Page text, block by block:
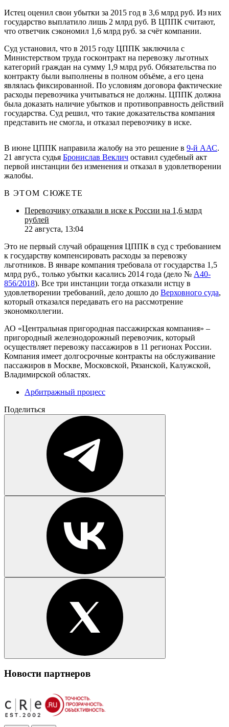
Истец оценил свои убытки за 2015 год в 3,6 млрд руб. Из них
государство выплатило лишь 2 млрд руб. В ЦППК считают,
что ответчик сэкономил 1,6 млрд руб. за счёт компании.
Суд установил, что в 2015 году ЦППК заключила с
Министерством труда госконтракт на перевозку льготных
категорий граждан на сумму 1,9 млрд руб. Обязательства по
контракту были выполнены в полном объёме, а его цена
являлась фиксированной. По условиям договора фактические
расходы перевозчика учитываться не должны. ЦППК должна
была доказать наличие убытков и противоправность действий
государства. Суд решил, что такие доказательства компания
представить не смогла, и отказал перевозчику в иске.
В июне ЦППК направила жалобу на это решение в 9-й ААС.
21 августа судья Бронислав Веклич оставил судебный акт
первой инстанции без изменения и отказал в удовлетворении
жалобы.
В ЭТОМ СЮЖЕТЕ
Перевозчику отказали в иске к России на 1,6 млрд
рублей
22 августа, 13:04
Это не первый случай обращения ЦППК в суд с требованием
к государству компенсировать расходы за перевозку
льготников. В январе компания требовала от государства 1,5
млрд руб., только убытки касались 2014 года (дело № А40-
856/2018). Все три инстанции тогда отказали истцу в
удовлетворении требований, дело дошло до Верховного суда,
который отказался передавать его на рассмотрение
экономколлегии.
АО «Центральная пригородная пассажирская компания» –
пригородный железнодорожный перевозчик, который
осуществляет перевозку пассажиров в 11 регионах России.
Компания имеет долгосрочные контракты на обслуживание
пассажиров в Москве, Московской, Рязанской, Калужской,
Владимирской областях.
Арбитражный процесс
Поделиться
Новости партнеров